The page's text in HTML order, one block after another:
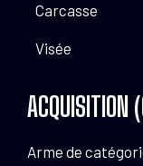
Carcasse
Visée
ACQUISITION
Arme de